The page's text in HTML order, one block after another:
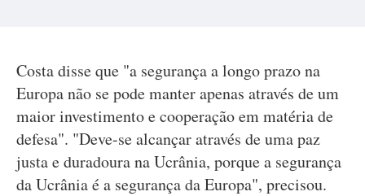
Costa disse que "a segurança a longo prazo na
Europa não se pode manter apenas através de um
maior investimento e cooperação em matéria de
defesa". "Deve-se alcançar através de uma paz
justa e duradoura na Ucrânia, porque a segurança
da Ucrânia é a segurança da Europa", precisou.